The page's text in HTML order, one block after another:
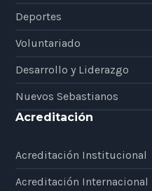
Deportes
Voluntariado
Desarrollo y Liderazgo
Nuevos Sebastianos
Acreditación
Acreditación Institucional
Acreditación Internacional